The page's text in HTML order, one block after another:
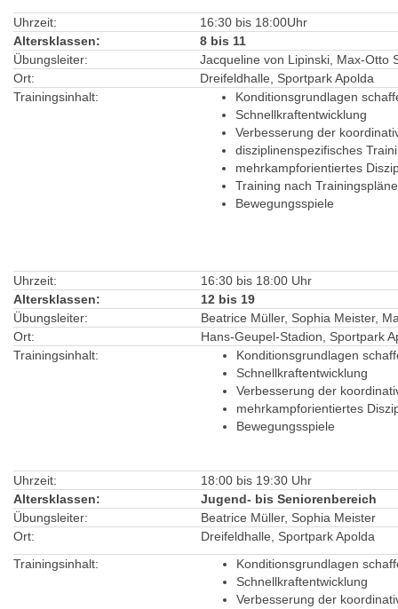
Uhrzeit:
16:30 bis 18:00Uhr
Altersklassen:
8 bis 11
Übungsleiter:
Jacqueline von Lipinski, Max-Otto
Ort:
Dreifeldhalle, Sportpark Apolda
Trainingsinhalt:
Konditionsgrundlagen
Schnellkraftentwicklung
Verbesserung der
disziplinenspezifisches
mehrkampforientiertes
Training nach
Bewegungsspiele
Uhrzeit:
16:30 bis 18:00 Uhr
Altersklassen:
12 bis 19
Übungsleiter:
Beatrice Müller, Sophia Meister,
Ort:
Hans-Geupel-Stadion, Sportpark
Trainingsinhalt:
Konditionsgrundlagen
Schnellkraftentwicklung
Verbesserung der
mehrkampforientiertes
Bewegungsspiele
Uhrzeit:
18:00 bis 19:30 Uhr
Altersklassen:
Jugend- bis Seniorenbereich
Übungsleiter:
Beatrice Müller, Sophia Meister
Ort:
Dreifeldhalle, Sportpark Apolda
Trainingsinhalt:
Konditionsgrundlagen
Schnellkraftentwicklung
Verbesserung der